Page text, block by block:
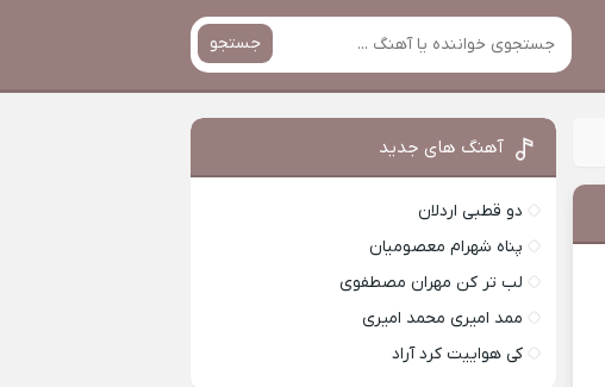
جستجو
آهنگ های جدید
دو قطبی اردلان
پناه شهرام معصومیان
لب تر کن مهران مصطفوی
ممد امیری محمد امیری
کی هواییت کرد آراد